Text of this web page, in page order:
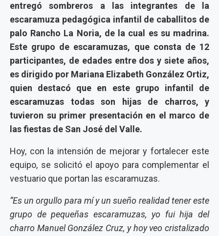
entregó sombreros a las integrantes de la
escaramuza pedagógica infantil de caballitos de
palo Rancho La Noria, de la cual es su madrina.
Este grupo de escaramuzas, que consta de 12
participantes, de edades entre dos y siete años,
es dirigido por Mariana Elizabeth González Ortiz,
quien destacó que en este grupo infantil de
escaramuzas todas son hijas de charros, y
tuvieron su primer presentación en el marco de
las fiestas de San José del Valle.
Hoy, con la intensión de mejorar y fortalecer este
equipo, se solicitó el apoyo para complementar el
vestuario que portan las escaramuzas.
“Es un orgullo para mí y un sueño realidad tener este
grupo de pequeñas escaramuzas, yo fui hija del
charro Manuel González Cruz, y hoy veo cristalizado